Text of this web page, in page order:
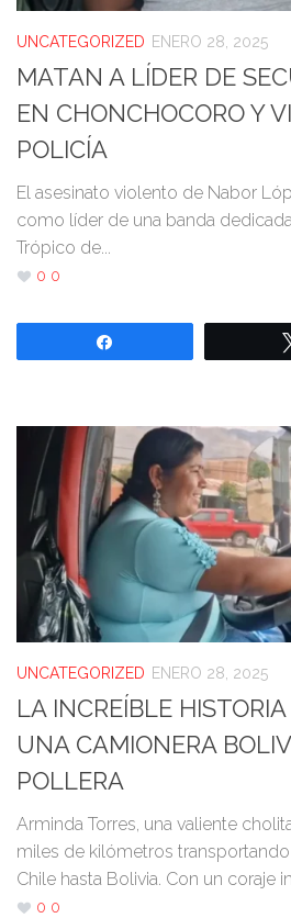
UNCATEGORIZED ENERO 28, 2025
MATAN A LÍDER DE
EN CHONCHOCORO Y
POLICÍA
El asesinato violento de Nabor
como líder de una banda
Trópico de...
0 0
UNCATEGORIZED ENERO 28, 2025
LA INCREÍBLE
UNA CAMIONERA
POLLERA
Arminda Torres, una valiente
miles de kilómetros
Chile hasta Bolivia. Con un coraje
0 0